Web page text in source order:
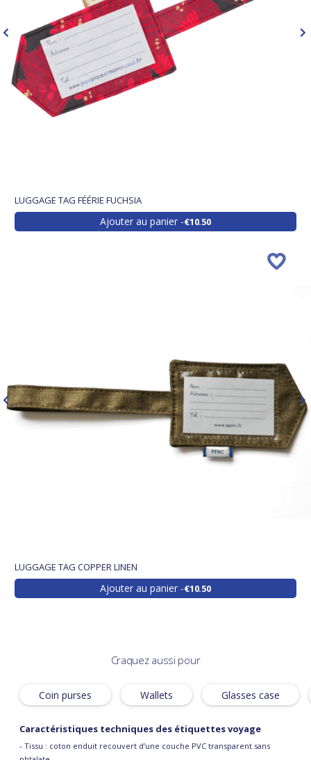
LUGGAGE TAG FÉÉRIE FUCHSIA
Ajouter au panier €10.50
LUGGAGE TAG COPPER LINEN
Ajouter au panier €10.50
Craquez aussi pour
Coin purses Wallets Glasses case
Caractéristiques techniques des étiquettes voyage
- Tissu : coton enduit recouvert d’une couche PVC transparent sans